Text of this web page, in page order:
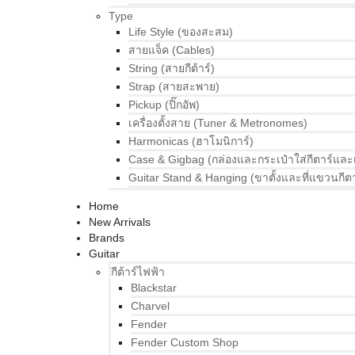
Type
Life Style (ของสะสม)
สายแจ็ค (Cables)
String (สายกีต้าร์)
Strap (สายสะพาย)
Pickup (ปิ๊กอัพ)
เครื่องตั้งสาย (Tuner & Metronomes)
Harmonicas (ฮาโมนิการ์)
Case & Gigbag (กล่องและกระเป๋าใส่กีตาร์และ
Guitar Stand & Hanging (ขาตั้งและที่แขวนกีต
Home
New Arrivals
Brands
Guitar
กีต้าร์ไฟฟ้า
Blackstar
Charvel
Fender
Fender Custom Shop